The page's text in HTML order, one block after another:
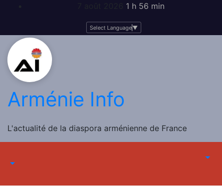
1 h 56 min
Select Language▼
Arménie Info
L'actualité de la diaspora arménienne de France